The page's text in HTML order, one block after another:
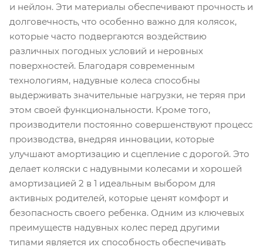
и нейлон. Эти материалы обеспечивают прочность и
долговечность, что особенно важно для колясок,
которые часто подвергаются воздействию
различных погодных условий и неровных
поверхностей. Благодаря современным
технологиям, надувные колеса способны
выдерживать значительные нагрузки, не теряя при
этом своей функциональности. Кроме того,
производители постоянно совершенствуют процесс
производства, внедряя инновации, которые
улучшают амортизацию и сцепление с дорогой. Это
делает коляски с надувными колесами и хорошей
амортизацией 2 в 1 идеальным выбором для
активных родителей, которые ценят комфорт и
безопасность своего ребенка. Одним из ключевых
преимуществ надувных колес перед другими
типами является их способность обеспечивать